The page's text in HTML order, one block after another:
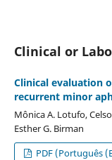
Clinical or
Clinical evaluation
recurrent minor
Mônica A. Lotufo,
Esther G. Birman
PDF (Português